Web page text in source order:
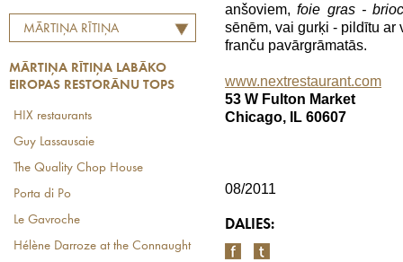
MĀRTIŅA RĪTIŅA
RESTORĀNU TOPS
MĀRTIŅA RĪTIŅA LABĀKO
EIROPAS RESTORĀNU TOPS
HIX restaurants
Guy Lassausaie
The Quality Chop House
Porta di Po
Le Gavroche
Hélène Darroze at the Connaught
anšoviem, foie gras -
sēnēm, vai gurķi - pildītu ar
franču pavārgrāmatās.
www.nextrestaurant.com
53 W Fulton Market
Chicago, IL 60607
08/2011
DALIES: